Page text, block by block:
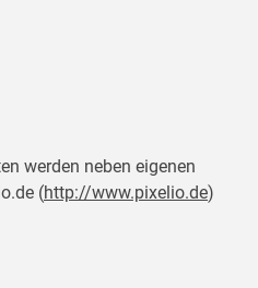
werden neben eigenen
(http://www.pixelio.de)